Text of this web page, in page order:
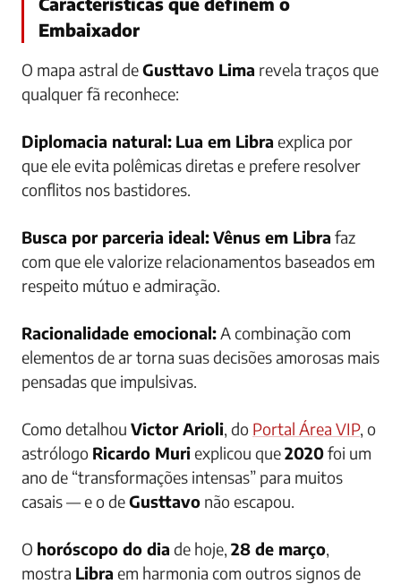
Embaixador
O mapa astral deGusttavo Lima revela traços que
qualquer fã reconhece:
Diplomacia natural: Lua em Libra explica por
que ele evita polêmicas diretas e prefere resolver
conflitos nos bastidores.
Busca por parceria ideal:Vênus em Libra faz
com que ele valorize relacionamentos baseados em
respeito mútuo e admiração.
Racionalidade emocional:A combinação com
elementos de ar torna suas decisões amorosas mais
pensadas que impulsivas.
Como detalhou Victor Arioli, do Portal Área VIP, o
astrólogo Ricardo Muriexplicou que2020foi um
ano de “transformações intensas” para muitos
casais — e o deGusttavo não escapou.
O horóscopo do dia de hoje, 28 de março,
mostra Libra em harmonia com outros signos de